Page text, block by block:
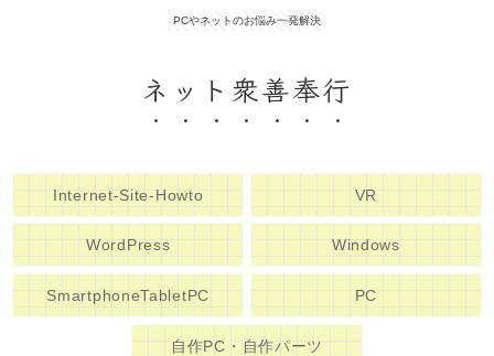
PCやネットのお悩み一発解決
ネット衆善奉行
Internet-Site-Howto VR
WordPress Windows
SmartphoneTabletPC PC
自作PC・自作パーツ